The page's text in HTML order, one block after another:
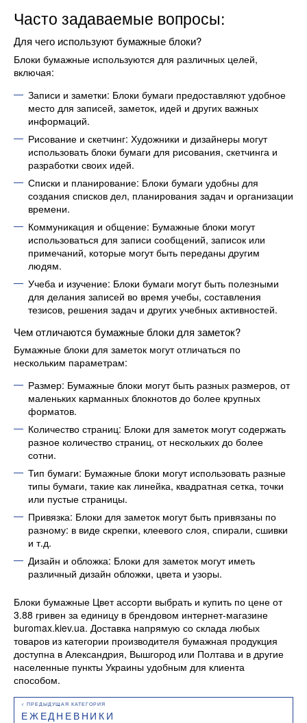
Часто задаваемые вопросы:
Для чего используют бумажные блоки?
Блоки бумажные используются для различных целей,
включая:
Записи и заметки: Блоки бумаги предоставляют удобное
место для записей, заметок, идей и других важных
информаций.
Рисование и скетчинг: Художники и дизайнеры могут
использовать блоки бумаги для рисования, скетчинга и
разработки своих идей.
Списки и планирование: Блоки бумаги удобны для
создания списков дел, планирования задач и организации
времени.
Коммуникация и общение: Бумажные блоки могут
использоваться для записи сообщений, записок или
примечаний, которые могут быть переданы другим
людям.
Учеба и изучение: Блоки бумаги могут быть полезными
для делания записей во время учебы, составления
тезисов, решения задач и других учебных активностей.
Чем отличаются бумажные блоки для заметок?
Бумажные блоки для заметок могут отличаться по
нескольким параметрам:
Размер: Бумажные блоки могут быть разных размеров, от
маленьких карманных блокнотов до более крупных
форматов.
Количество страниц: Блоки для заметок могут содержать
разное количество страниц, от нескольких до более
сотни.
Тип бумаги: Бумажные блоки могут использовать разные
типы бумаги, такие как линейка, квадратная сетка, точки
или пустые страницы.
Привязка: Блоки для заметок могут быть привязаны по
разному: в виде скрепки, клеевого слоя, спирали, сшивки
и т.д.
Дизайн и обложка: Блоки для заметок могут иметь
различный дизайн обложки, цвета и узоры.
Блоки бумажные Цвет ассорти выбрать и купить по цене от
3.88 гривен за единицу в брендовом интернет-магазине
buromax.kiev.ua. Доставка напрямую со склада любых
товаров из категории производителя бумажная продукция
доступна в Александрия, Вышгород или Полтава и в другие
населенные пункты Украины удобным для клиента
способом.
ЕЖЕДНЕВНИКИ